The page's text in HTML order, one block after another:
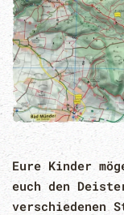
Eure Kinder
euch den
verschiedenen